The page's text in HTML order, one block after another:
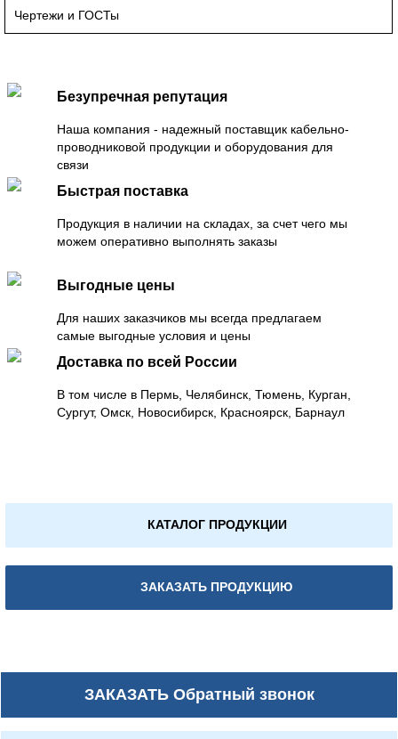
Чертежи и ГОСТы
Безупречная репутация
Наша компания - надежный поставщик кабельно-
проводниковой продукции и оборудования для
связи
Быстрая поставка
Продукция в наличии на складах, за счет чего мы
можем оперативно выполнять заказы
Выгодные цены
Для наших заказчиков мы всегда предлагаем
самые выгодные условия и цены
Доставка по всей России
В том числе в Пермь, Челябинск, Тюмень, Курган,
Сургут, Омск, Новосибирск, Красноярск, Барнаул
КАТАЛОГ ПРОДУКЦИИ
ЗАКАЗАТЬ ПРОДУКЦИЮ
ЗАКАЗАТЬОбратный звонок